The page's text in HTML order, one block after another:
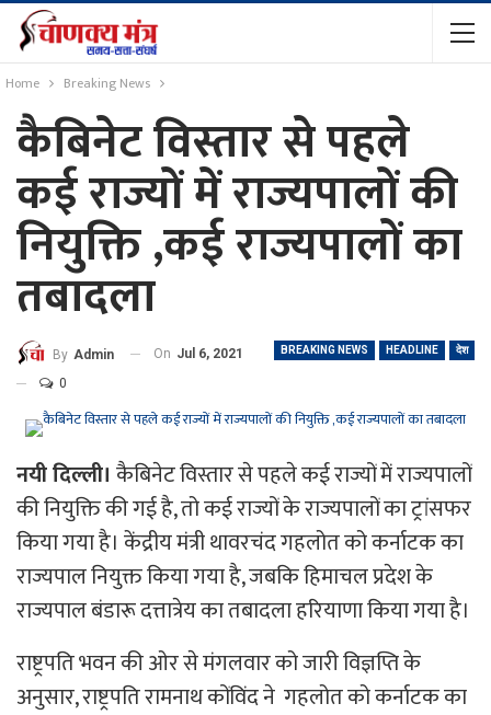
Home Breaking News
कैबिनेट विस्तार से पहले
कई राज्यों में राज्यपालों की
नियुक्ति ,कई राज्यपालों का
तबादला
BREAKING NEWS HEADLINE देश
By Admin On Jul 6, 2021
0
नयी दिल्ली। कैबिनेट विस्तार से पहले कई राज्यों में राज्यपालों
की नियुक्ति की गई है, तो कई राज्यों के राज्यपालों का ट्रांसफर
किया गया है। केंद्रीय मंत्री थावरचंद गहलोत को कर्नाटक का
राज्यपाल नियुक्त किया गया है, जबकि हिमाचल प्रदेश के
राज्यपाल बंडारू दत्तात्रेय का तबादला हरियाणा किया गया है।
राष्ट्रपति भवन की ओर से मंगलवार को जारी विज्ञप्ति के
अनुसार, राष्ट्रपति रामनाथ कोंविंद ने गहलोत को कर्नाटक का